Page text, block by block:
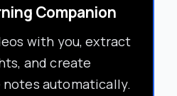
Companion
with you, extract
and create
automatically.